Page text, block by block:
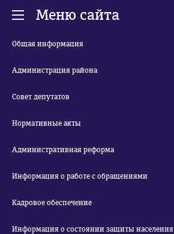
Меню сайта
Общая информация
Администрация района
Совет депутатов
Нормативные акты
Административная реформа
Информация о работе с обращениями
Кадровое обеспечение
Информация о состоянии защиты населения